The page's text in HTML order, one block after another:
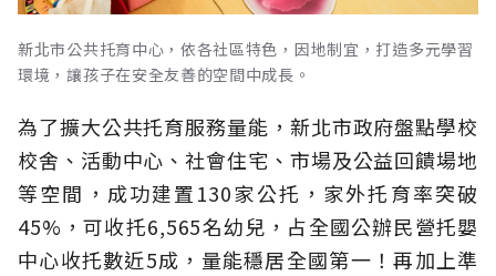
新北市公共托育中心，依各社區特色，因地制宜，打造多元學習
環境，讓孩子在安全友善的空間中成長。
為了擴大公共托育服務量能，新北市政府盤點學校
校舍、活動中心、社會住宅、市場及公益回饋場地
等空間，成功建置130家公托，家外托育率突破
45%，可收托6,565名幼兒，占全國公辦民營托嬰
中心收托數近5成，量能穩居全國第一！再加上準